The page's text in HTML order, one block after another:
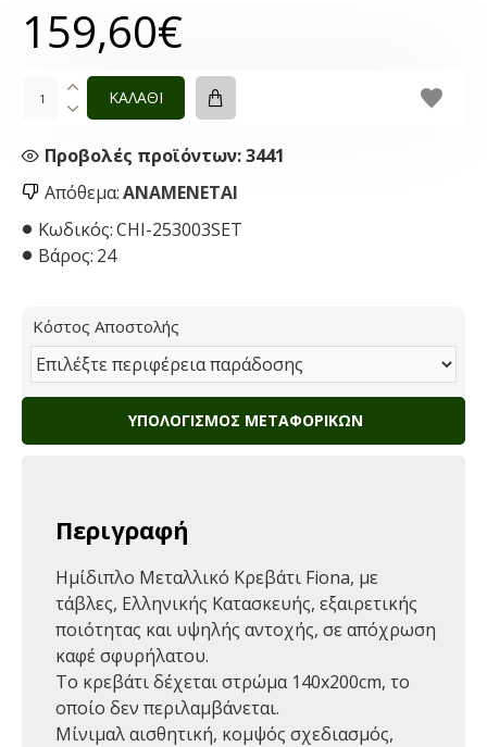
Απόθεμα:ΑΝΑΜΈΝΕΤΑΙ
Κωδικός:CHI-253003SET
Βάρος: 24
Προβολές προϊόντων: 3441
159,60€
ΚΑΛΑΘΙ
Κόστος Αποστολής
ΥΠΟΛΟΓΙΣΜΌΣ ΜΕΤΑΦΟΡΙΚΏΝ
Περιγραφή
Ημίδιπλο Μεταλλικό Κρεβάτι Fiona, με
τάβλες, Ελληνικής Κατασκευής, εξαιρετικής
ποιότητας και υψηλής αντοχής, σε απόχρωση
καφέ σφυρήλατου.
Το κρεβάτι δέχεται στρώμα 140x200cm, το
οποίο δεν περιλαμβάνεται.
Mίνιμαλ αισθητική, κομψός σχεδιασμός,